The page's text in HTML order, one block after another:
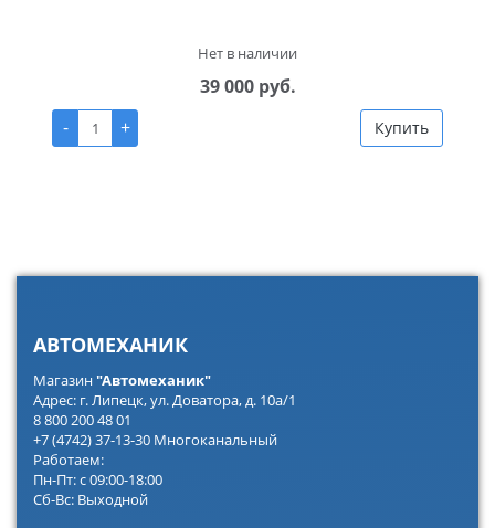
Нет в наличии
39 000 руб.
-
+ Купить
АВТОМЕХАНИК
Магазин"Автомеханик"
Адрес: г. Липецк, ул. Доватора, д. 10а/1
8 800 200 48 01
+7 (4742) 37-13-30 Многоканальный
Работаем:
Пн-Пт: с 09:00-18:00
Сб-Вс: Выходной